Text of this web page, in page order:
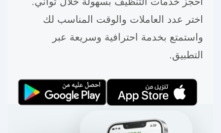
اختر عدد العاملات والوقت المناسب لك
واستمتع بخدمة احترافية وسريعة عبر
التطبيق.